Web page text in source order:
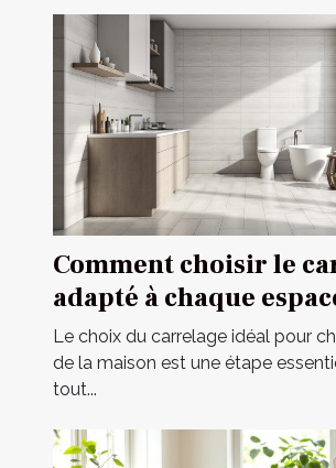
Comment choisir le
adapté à chaque
votre maison ?
Le choix du carrelage idéal pour
de la maison est une étape
tout...